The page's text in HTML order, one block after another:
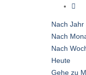
Nach Jahr
Nach
Nach
Heute
Gehe zu